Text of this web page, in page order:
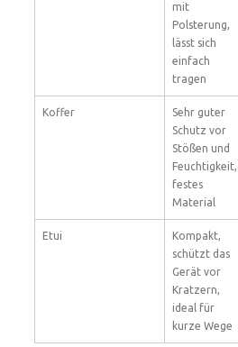
mit
Polsterung,
lässt sich
einfach
tragen
Koffer
Sehr guter
Schutz vor
Stößen und
Feuchtigkeit,
festes
Material
Etui
Kompakt,
schützt das
Gerät vor
Kratzern,
ideal für
kurze Wege